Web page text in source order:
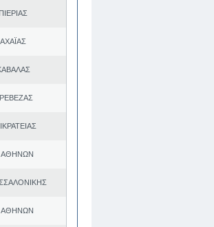
ΠΙΕΡΙΑΣ
ΑΧΑΪΑΣ
ΑΘΗΝΩΝ
ΑΘΗΝΩΝ